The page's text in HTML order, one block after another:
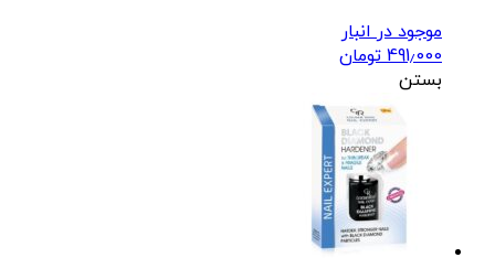
موجود در انبار
491٫000 تومان
بستن